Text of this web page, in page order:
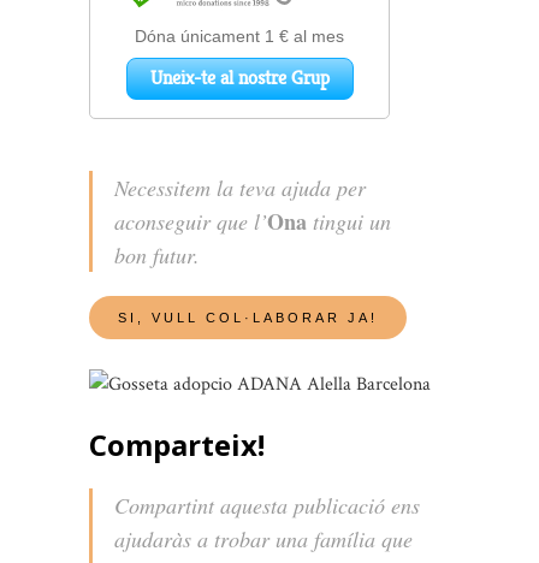
Necessitem la teva ajuda per
aconseguir que l’Ona tingui un
bon futur.
Comparteix!
Compartint aquesta publicació ens
ajudaràs a trobar una família que